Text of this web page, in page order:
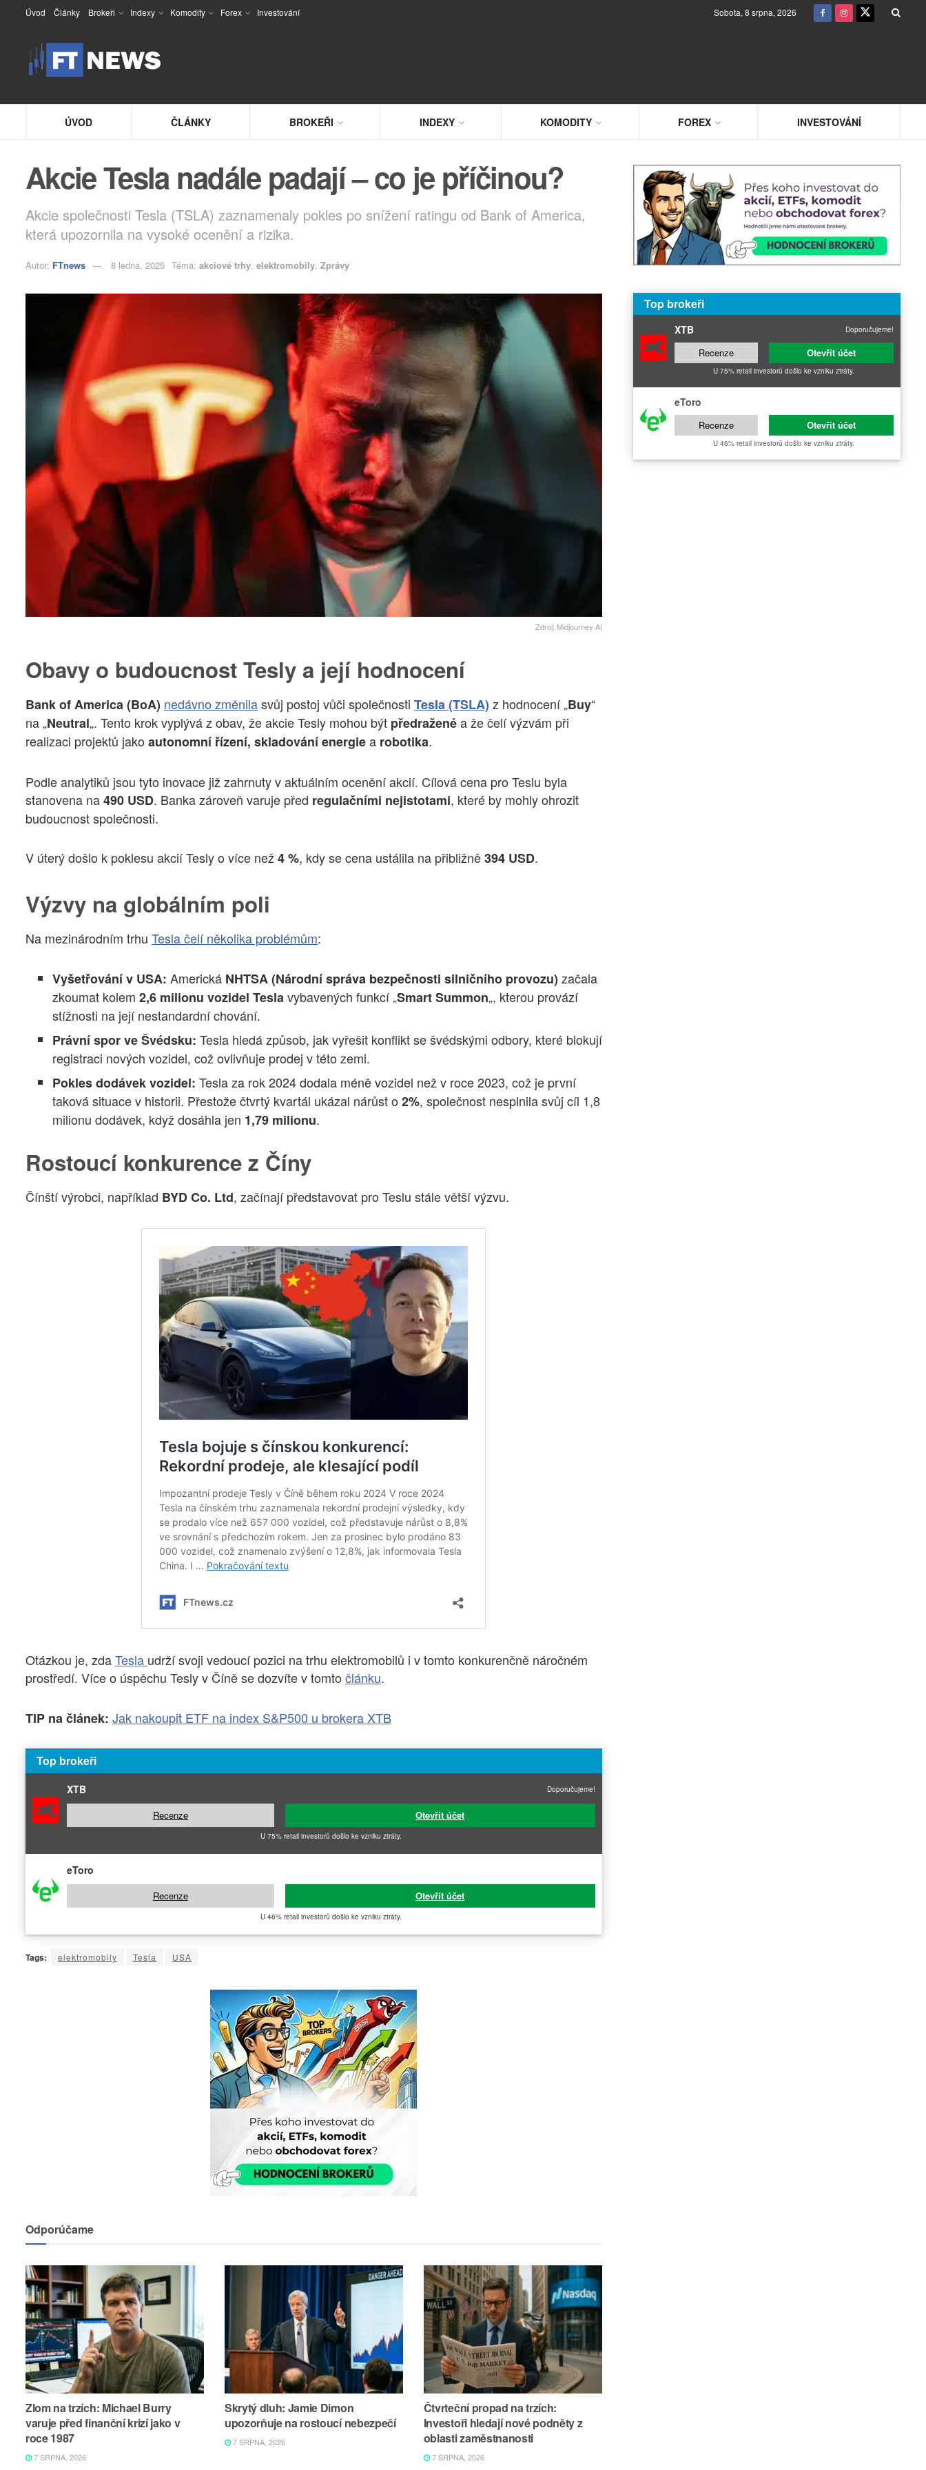
Úvod Články Brokeři Indexy Komodity Forex Investování Sobota, 8 srpna, 2026
ÚVOD ČLÁNKY BROKEŘI INDEXY KOMODITY FOREX INVESTOVÁNÍ
Akcie Tesla nadále padají – co je příčinou?
Akcie společnosti Tesla (TSLA) zaznamenaly pokles po snížení ratingu od Bank of America,
která upozornila na vysoké ocenění a rizika.
Autor: FTnews 8 ledna, 2025 Téma: akciové trhy, elektromobily, Zprávy
Zdroj: Midjourney AI
Obavy o budoucnost Tesly a její hodnocení
Bank of America (BoA) nedávno změnilasvůj postoj vůči společnosti Tesla (TSLA) z hodnocení „Buy“
na „Neutral„. Tento krok vyplývá z obav, že akcie Tesly mohou být předraženéa že čelí výzvám při
realizaci projektů jako autonomní řízení, skladování energiea robotika.
Podle analytiků jsou tyto inovace již zahrnuty v aktuálním ocenění akcií. Cílová cena pro Teslu byla
stanovena na490 USD. Banka zároveň varuje před regulačními nejistotami, které by mohly ohrozit
budoucnost společnosti.
V úterý došlo k poklesu akcií Tesly o více než4 %, kdy se cena ustálila na přibližně394 USD.
Výzvy na globálním poli
Na mezinárodním trhu Tesla čelí několika problémům:
Vyšetřování v USA: Americká NHTSA (Národní správa bezpečnosti silničního provozu) začala
zkoumat kolem 2,6 milionu vozidel Tesla vybavených funkcí „Smart Summon„, kterou provází
stížnosti na její nestandardní chování.
Právní spor ve Švédsku: Tesla hledá způsob, jak vyřešit konflikt se švédskými odbory, které blokují
registraci nových vozidel, což ovlivňuje prodej v této zemi.
Pokles dodávek vozidel: Tesla za rok 2024 dodala méně vozidel než v roce 2023, což je první
taková situace v historii. Přestože čtvrtý kvartál ukázal nárůst o 2%, společnost nesplnila svůj cíl 1,8
milionu dodávek, když dosáhla jen 1,79 milionu.
Rostoucí konkurence z Číny
Čínští výrobci, například BYD Co. Ltd, začínají představovat pro Teslu stále větší výzvu.
Otázkou je, zdaTesla udrží svoji vedoucí pozici na trhu elektromobilů i v tomto konkurenčně náročném
prostředí. Více o úspěchu Tesly v Číně se dozvíte v tomto článku.
TIP na článek: Jak nakoupit ETF na index S&P500 u brokera XTB
Top brokeři
XTB Doporučujeme!
Recenze Otevřít účet
U 75% retail investorů došlo ke vzniku ztráty.
eToro
Recenze Otevřít účet
U 46% retail investorů došlo ke vzniku ztráty.
Tags: elektromobily Tesla USA
Odporúčame
Zlom na trzích: Michael Burry
varuje před finanční krizí jako v
roce 1987
7 SRPNA, 2026
Skrytý dluh: Jamie Dimon
upozorňuje na rostoucí nebezpečí
7 SRPNA, 2026
Čtvrteční propad na trzích:
Investoři hledají nové podněty z
oblasti zaměstnanosti
7 SRPNA, 2026
Top brokeři
XTB Doporučujeme!
Recenze Otevřít účet
U 75% retail investorů došlo ke vzniku ztráty.
eToro
Recenze Otevřít účet
U 46% retail investorů došlo ke vzniku ztráty.